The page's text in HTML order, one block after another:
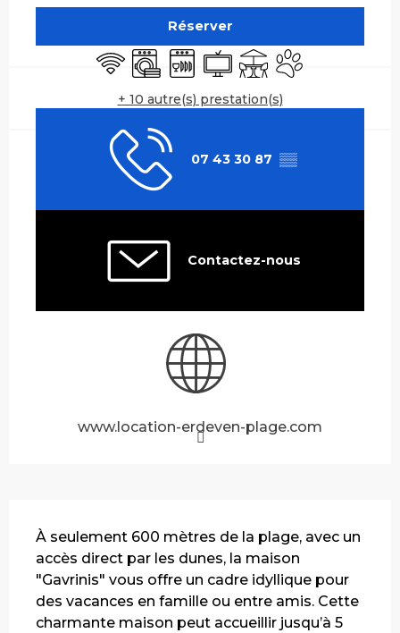
Réserver
WiFi Lave lingeLave vaisselle
TélévisionTerrasseAnimaux
+ 10 autre(s) prestation(s)
07 43 30 87 ▒▒
Contactez-nous
www.location-erdeven-plage.com
À seulement 600 mètres de la plage, avec un
accès direct par les dunes, la maison
"Gavrinis" vous offre un cadre idyllique pour
des vacances en famille ou entre amis. Cette
charmante maison peut accueillir jusqu’à 5